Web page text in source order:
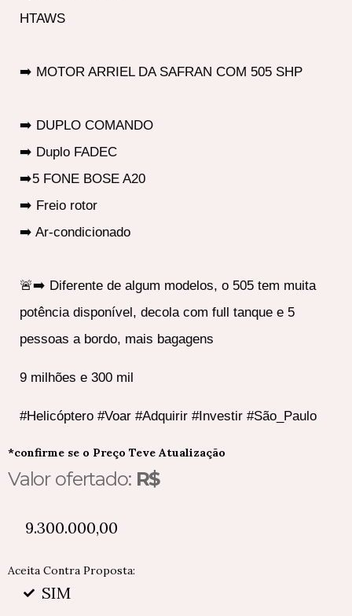
HTAWS
➡️ MOTOR ARRIEL DA SAFRAN COM 505 SHP
➡️ DUPLO COMANDO
➡️ Duplo FADEC
➡️5 FONE BOSE A20
➡️ Freio rotor
➡️ Ar-condicionado
🚨➡️ Diferente de algum modelos, o 505 tem muita
potência disponível, decola com full tanque e 5
pessoas a bordo, mais bagagens
9 milhões e 300 mil
#Helicóptero #Voar #Adquirir #Investir #São_Paulo
*confirme se o Preço Teve Atualização
Valor ofertado: R$
9.300.000,00
Aceita Contra Proposta:
SIM